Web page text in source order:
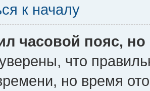
к началу
часовой пояс,
что
но время